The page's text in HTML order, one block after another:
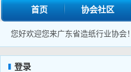
首页 协会社区
您好欢迎您来广东省造纸行业协会！
登录